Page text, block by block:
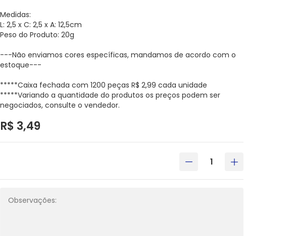
Medidas:
L: 2,5 x C: 2,5 x A: 12,5cm
Peso do Produto: 20g
---Não enviamos cores específicas, mandamos de acordo com o
estoque---
*****Caixa fechada com 1200 peças R$ 2,99 cada unidade
*****Variando a quantidade do produtos os preços podem ser
negociados, consulte o vendedor.
R$ 3,49